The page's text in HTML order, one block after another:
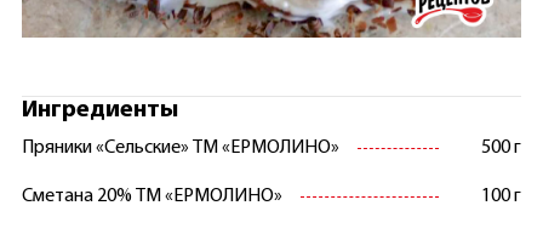
Ингредиенты
Пряники «Сельские» ТМ «ЕРМОЛИНО» 500 г
Сметана 20% ТМ «ЕРМОЛИНО» 100 г